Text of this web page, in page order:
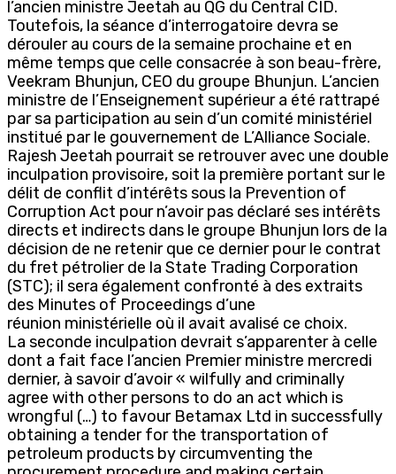
l’ancien ministre Jeetah au QG du Central CID.
Toutefois, la séance d’interrogatoire devra se
dérouler au cours de la semaine prochaine et en
même temps que celle consacrée à son beau-frère,
Veekram Bhunjun, CEO du groupe Bhunjun. L’ancien
ministre de l’Enseignement supérieur a été rattrapé
par sa participation au sein d’un comité ministériel
institué par le gouvernement de L’Alliance Sociale.
Rajesh Jeetah pourrait se retrouver avec une double
inculpation provisoire, soit la première portant sur le
délit de conflit d’intérêts sous la Prevention of
Corruption Act pour n’avoir pas déclaré ses intérêts
directs et indirects dans le groupe Bhunjun lors de la
décision de ne retenir que ce dernier pour le contrat
du fret pétrolier de la State Trading Corporation
(STC); il sera également confronté à des extraits
des Minutes of Proceedings d’une
réunion ministérielle où il avait avalisé ce choix.
La seconde inculpation devrait s’apparenter à celle
dont a fait face l’ancien Premier ministre mercredi
dernier, à savoir d’avoir « wilfully and criminally
agree with other persons to do an act which is
wrongful (…) to favour Betamax Ltd in successfully
obtaining a tender for the transportation of
petroleum products by circumventing the